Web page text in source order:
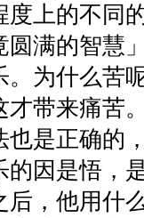
上的不同
圆满的智慧
为什么苦
才带来痛苦
是正确的
的因是悟，
，他用什